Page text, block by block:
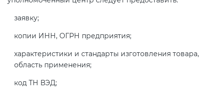
заявку;
копии ИНН, ОГРН предприятия;
характеристики и стандарты изготовления товара,
область применения;
код ТН ВЭД;